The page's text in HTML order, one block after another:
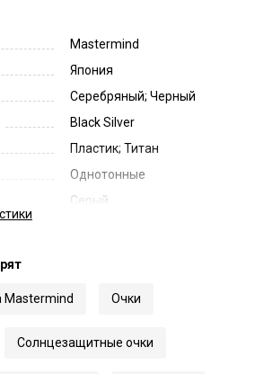
Mastermind
Япония
Серебряный; Черный
Black Silver
Пластик; Титан
Однотонные
Серый
150
Mastermind Очки
Солнцезащитные очки